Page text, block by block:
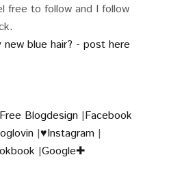
free to follow and I follow
new blue hair? - post here
Blogdesign |Facebook
|♥Instagram |
|Google✚